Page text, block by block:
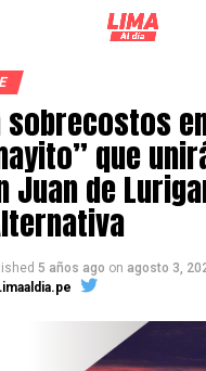
que
Juan de
5 años ago on agosto 3,